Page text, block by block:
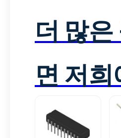
더 많
면 저